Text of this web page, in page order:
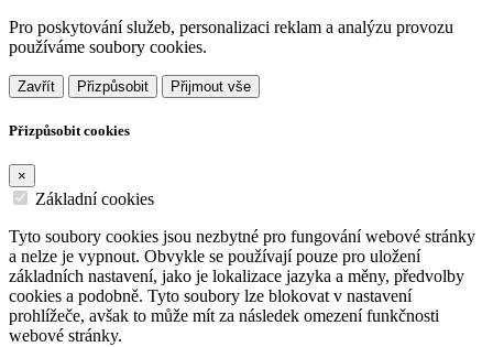
Pro poskytování služeb, personalizaci reklam a analýzu provozu
používáme soubory cookies.
Zavřít Přizpůsobit Přijmout vše
Přizpůsobit cookies
×
Základní cookies
Tyto soubory cookies jsou nezbytné pro fungování webové stránky
a nelze je vypnout. Obvykle se používají pouze pro uložení
základních nastavení, jako je lokalizace jazyka a měny, předvolby
cookies a podobně. Tyto soubory lze blokovat v nastavení
prohlížeče, avšak to může mít za následek omezení funkčnosti
webové stránky.